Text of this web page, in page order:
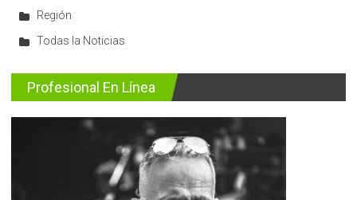
Región
Todas la Noticias
Profesional En Línea